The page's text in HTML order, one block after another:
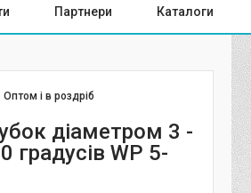
Партнери Каталоги
Оптом і в роздріб
діаметром 3 -
градусів WP 5-